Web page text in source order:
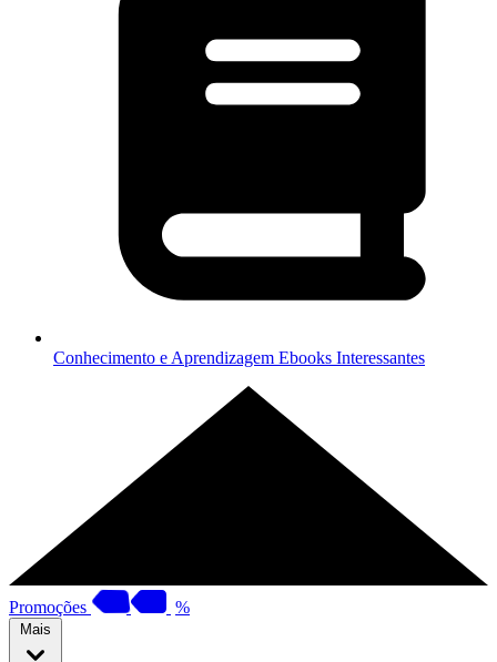
Conhecimento e Aprendizagem Ebooks Interessantes
Promoções %
Mais